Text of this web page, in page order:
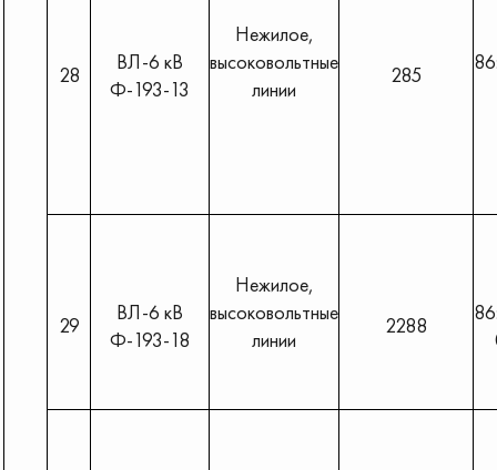
28
ВЛ-6 кВ
Ф-193-13
Нежилое,
высоковольтные
линии
285
29
ВЛ-6 кВ
Ф-193-18
Нежилое,
высоковольтные
линии
2288